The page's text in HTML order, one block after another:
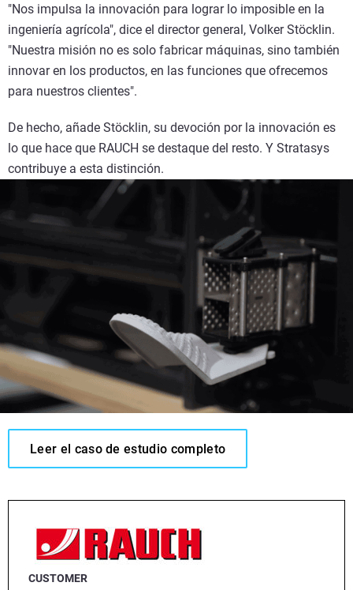
CUSTOMER
"Nos impulsa la innovación para lograr lo imposible en la
ingeniería agrícola", dice el director general, Volker Stöcklin.
"Nuestra misión no es solo fabricar máquinas, sino también
innovar en los productos, en las funciones que ofrecemos
para nuestros clientes".
De hecho, añade Stöcklin, su devoción por la innovación es
lo que hace que RAUCH se destaque del resto. Y Stratasys
contribuye a esta distinción.
Leer el caso de estudio completo